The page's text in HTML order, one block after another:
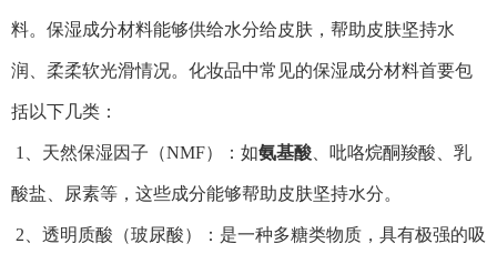
隔离防晒加工
料。保湿成分材料能够供给水分给皮肤，帮助皮肤坚持水
润、柔柔软光滑情况。化妆品中常见的保湿成分材料首要包
括以下几类：
1、天然保湿因子（NMF）：如氨基酸 、吡咯烷酮羧酸、乳
酸盐、尿素等，这些成分能够帮助皮肤坚持水分。
2、透明质酸（玻尿酸）：是一种多糖类物质，具有极强的吸